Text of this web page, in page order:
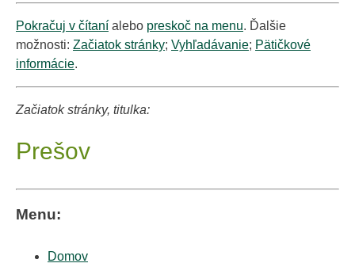
Pokračuj v čítaní alebo preskoč na menu. Ďalšie
možnosti: Začiatok stránky; Vyhľadávanie; Pätičkové
informácie.
Začiatok stránky, titulka:
Prešov
Menu:
Domov